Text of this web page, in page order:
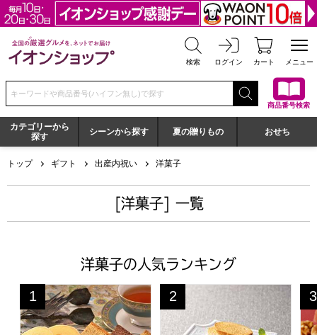
全国の厳選グルメを、ネットでお届け イオンショップ
検索 ログイン カート メニュー
検索キーワードまたは商品番号を入力してください
商品番号検索
カテゴリーから
探す
シーンから探す 夏の贈りもの おせち
トップ ギフト 出産内祝い 洋菓子
[洋菓子] 一覧
洋菓子の人気ランキング
神戸スイーツポート 港の風に吹かれて【年間ギフト】
1
位
はちみつフィナンシェ・メー
2
位 3
位